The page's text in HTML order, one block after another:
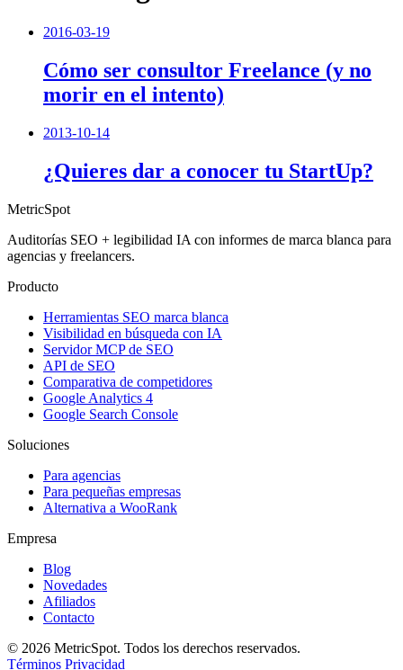
2016-03-19
Cómo ser consultor Freelance (y no
morir en el intento)
2013-10-14
¿Quieres dar a conocer tu StartUp?
MetricSpot
Auditorías SEO + legibilidad IA con informes de marca blanca para
agencias y freelancers.
Producto
Herramientas SEO marca blanca
Visibilidad en búsqueda con IA
Servidor MCP de SEO
API de SEO
Comparativa de competidores
Google Analytics 4
Google Search Console
Soluciones
Para agencias
Para pequeñas empresas
Alternativa a WooRank
Empresa
Blog
Novedades
Afiliados
Contacto
© 2026 MetricSpot. Todos los derechos reservados.
Términos Privacidad